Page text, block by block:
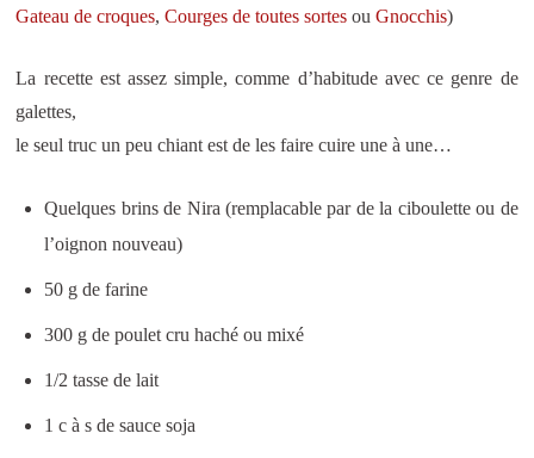
Gateau de croques,Courges de toutes sortes ouGnocchis)
La recette est assez simple, comme d’habitude avec ce genre de
galettes,
le seul truc un peu chiant est de les faire cuire une à une…
Quelques brins de Nira (remplacable par de la ciboulette ou de
l’oignon nouveau)
50 g de farine
300 g de poulet cru haché ou mixé
1/2 tasse de lait
1 c à s de sauce soja